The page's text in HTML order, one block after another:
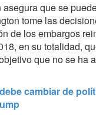
asegura que se
tome las
de los embargos
en su totalidad,
que no se ha
cambiar de